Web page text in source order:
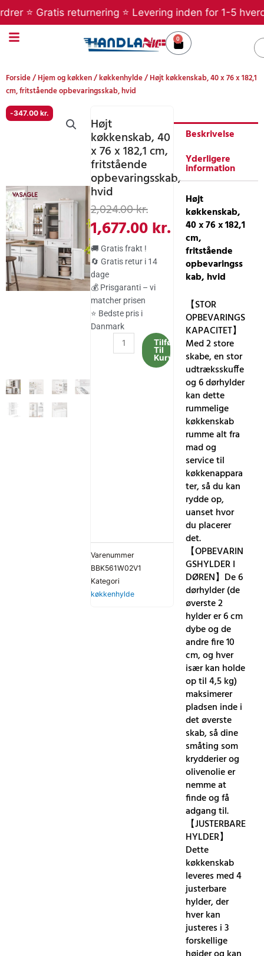
til
indholdet
Gratis returnering ⭐ Levering inden for 1-5 hverdage
0
Kurv
Forside/Hjem og køkken/køkkenhylde/ Højt køkkenskab, 40 x 76 x 182,1
cm, fritstående opbevaringsskab, hvid
-347.00 kr.
Højt
køkkenskab, 40
x 76 x 182,1 cm,
fritstående
opbevaringsskab,
hvid
2,024.00kr.Den
oprindelige
var:
2,024.00 kr..
1,677.00kr.
Den
aktuelle
pris
er:
1,677.00 kr..
🚚 Gratis frakt !
🔄 Gratis retur i 14
dage
💰 Prisgaranti – vi
matcher prisen
⭐ Bedste pris i
Danmark
køkkenskab,
Tilføj
Til
Kurv
Varenummer
BBK561W02V1
Kategori
køkkenhylde
Beskrivelse
Yderligere
information
Højt
køkkenskab,
40 x 76 x 182,1
cm,
fritstående
opbevaringss
kab, hvid
【STOR
OPBEVARINGS
KAPACITET】
Med 2 store
skabe, en stor
udtræksskuffe
og 6 dørhylder
kan dette
rummelige
køkkenskab
rumme alt fra
mad og
service til
køkkenappara
ter, så du kan
rydde op,
uanset hvor
du placerer
det.
【OPBEVARIN
GSHYLDER I
DØREN】De 6
dørhylder (de
øverste 2
hylder er 6 cm
dybe og de
andre fire 10
cm, og hver
især kan holde
op til 4,5 kg)
maksimerer
pladsen inde i
det øverste
skab, så dine
småting som
krydderier og
olivenolie er
nemme at
finde og få
adgang til.
【JUSTERBARE
HYLDER】
Dette
køkkenskab
leveres med 4
justerbare
hylder, der
hver kan
justeres i 3
forskellige